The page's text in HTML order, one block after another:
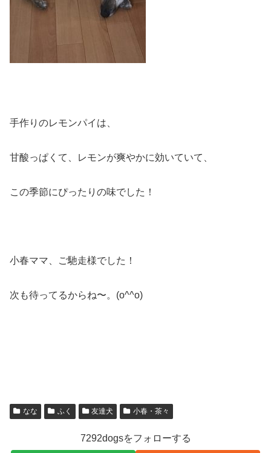
手作りのレモンパイは、
甘酸っぱくて、レモンが爽やかに効いていて、
この季節にぴったりの味でした！
小春ママ、ご馳走様でした！
次も待ってるからね〜。(o^^o)
なな ふく 友達犬 小春・茶々
7292dogsをフォローする